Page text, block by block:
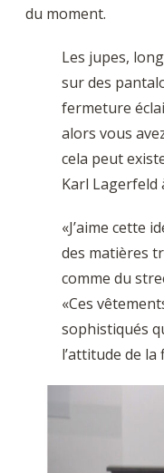
du moment.
Les jupes,
sur des
fermeture
alors vous
cela peut
Karl Lagerfeld
«J’aime cette
des matières
comme du
«Ces
sophistiqués
l’attitude de